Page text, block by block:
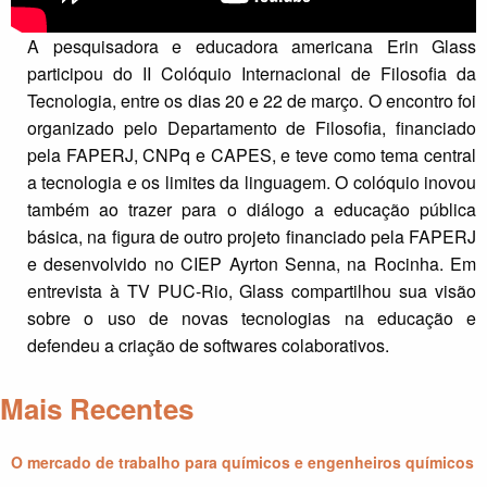
A pesquisadora e educadora americana Erin Glass
participou do II Colóquio Internacional de Filosofia da
Tecnologia, entre os dias 20 e 22 de março. O encontro foi
organizado pelo Departamento de Filosofia, financiado
pela FAPERJ, CNPq e CAPES, e teve como tema central
a tecnologia e os limites da linguagem. O colóquio inovou
também ao trazer para o diálogo a educação pública
básica, na figura de outro projeto financiado pela FAPERJ
e desenvolvido no CIEP Ayrton Senna, na Rocinha. Em
entrevista à TV PUC-Rio, Glass compartilhou sua visão
sobre o uso de novas tecnologias na educação e
defendeu a criação de softwares colaborativos.
Mais Recentes
O mercado de trabalho para químicos e engenheiros químicos